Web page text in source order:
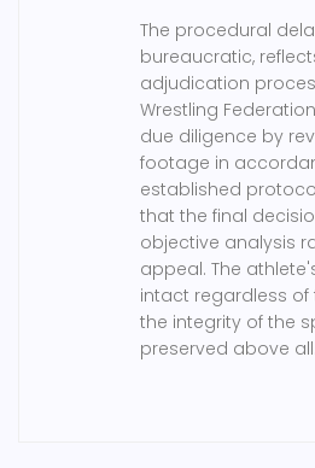
The procedural
bureaucratic,
adjudication
Wrestling
due diligence by
footage in
established
that the final
objective analysis
appeal. The
intact regardless
the integrity of the
preserved above all.